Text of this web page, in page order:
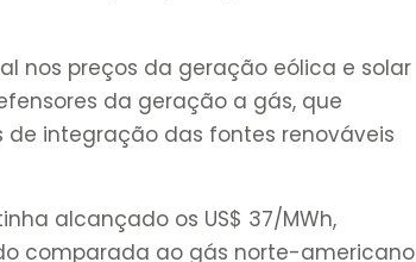
nos preços da geração eólica e solar
da geração a gás, que
integração das fontes renováveis
alcançado os US$ 37/MWh,
comparada ao gás norte-americano